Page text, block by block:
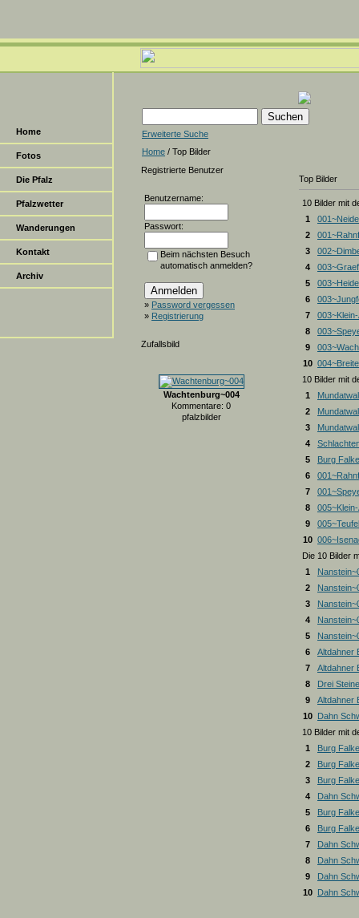
Home
Fotos
Die Pfalz
Pfalzwetter
Wanderungen
Kontakt
Archiv
Erweiterte Suche
Home / Top Bilder
Registrierte Benutzer
Benutzername:
Passwort:
Beim nächsten Besuch
automatisch anmelden?
» Password vergessen
» Registrierung
Zufallsbild
Wachtenburg~004
Kommentare: 0
pfalzbilder
Top Bilder
10 Bilder mit
1
2
3
4
5
6
7
8
9
10
10 Bilder mit
1
2
3
4
5
Burg
6
7
8
9
10
Die 10 Bilder
1
2
3
4
5
6
Altdahner
7
Altdahner
8
Drei
9
Altdahner
10
Dahn
10 Bilder mit
1
Burg
2
Burg
3
Burg
4
Dahn
5
Burg
6
Burg
7
Dahn
8
Dahn
9
Dahn
10
Dahn